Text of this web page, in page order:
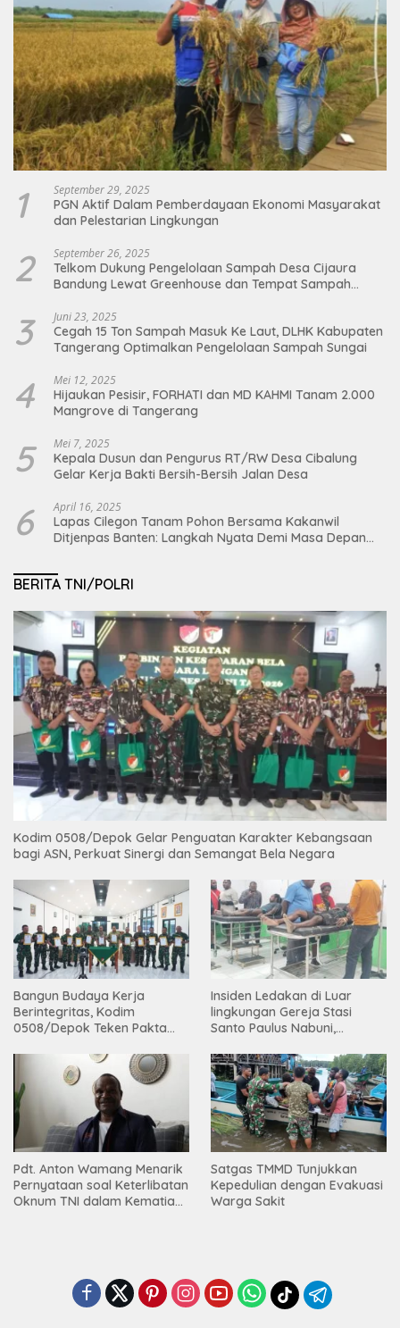
1 September 29, 2025
PGN Aktif Dalam Pemberdayaan Ekonomi Masyarakat
dan Pelestarian Lingkungan
2 September 26, 2025
Telkom Dukung Pengelolaan Sampah Desa Cijaura
Bandung Lewat Greenhouse dan Tempat Sampah
3 Juni 23, 2025
Cegah 15 Ton Sampah Masuk Ke Laut, DLHK Kabupaten
Tangerang Optimalkan Pengelolaan Sampah Sungai
4 Mei 12, 2025
Hijaukan Pesisir, FORHATI dan MD KAHMI Tanam 2.000
Mangrove di Tangerang
5 Mei 7, 2025
Kepala Dusun dan Pengurus RT/RW Desa Cibalung
Gelar Kerja Bakti Bersih-Bersih Jalan Desa
6 April 16, 2025
Lapas Cilegon Tanam Pohon Bersama Kakanwil
Ditjenpas Banten: Langkah Nyata Demi Masa Depan
BERITA TNI/POLRI
Kodim 0508/Depok Gelar Penguatan Karakter Kebangsaan
bagi ASN, Perkuat Sinergi dan Semangat Bela Negara
Bangun Budaya Kerja
Berintegritas, Kodim
0508/Depok Teken Pakta
Insiden Ledakan di Luar
lingkungan Gereja Stasi
Santo Paulus Nabuni,
Pdt. Anton Wamang Menarik
Pernyataan soal Keterlibatan
Oknum TNI dalam Kematian
Satgas TMMD Tunjukkan
Kepedulian dengan Evakuasi
Warga Sakit